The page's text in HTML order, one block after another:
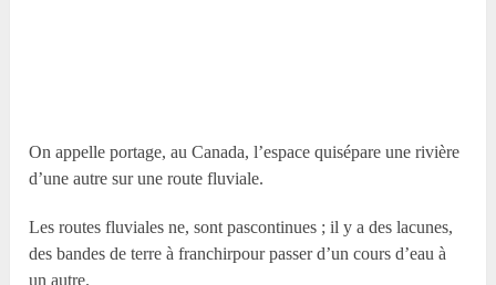
On appelle portage, au Canada, l’espace quisépare une rivière
d’une autre sur une route fluviale.
Les routes fluviales ne, sont pascontinues ; il y a des lacunes,
des bandes de terre à franchirpour passer d’un cours d’eau à
un autre.